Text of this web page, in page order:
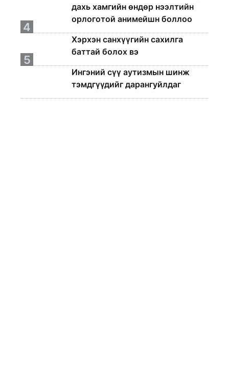
дахь хамгийн өндөр нээлтийн
орлоготой анимейшн боллоо
4
Хэрхэн санхүүгийн сахилга
баттай болох вэ
5
Ингэний сүү аутизмын шинж
тэмдгүүдийг дарангуйлдаг